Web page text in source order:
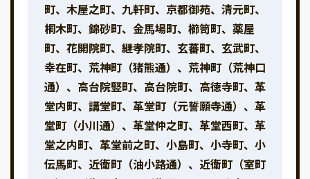
町、木屋之町、九軒町、京都御苑、清元町、
桐木町、錦砂町、金馬場町、櫛笥町、薬屋
町、花開院町、継孝院町、玄蕃町、玄武町、
幸在町、荒神町（猪熊通）、荒神町（荒神口
通）、高台院竪町、高台院町、高徳寺町、革
堂内町、講堂町、革堂町（元誓願寺通）、革
堂町（小川通）、革堂仲之町、革堂西町、革
堂之内町、革堂前之町、小島町、小寺町、小
伝馬町、近衛町（油小路通）、近衛町（室町